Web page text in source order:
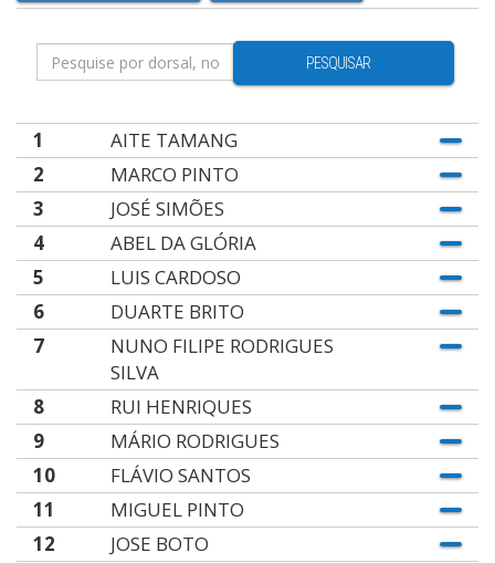
PESQUISAR
1
AITE TAMANG
2
MARCO PINTO
3
JOSÉ SIMÕES
4
ABEL DA GLÓRIA
5
LUIS CARDOSO
6
DUARTE BRITO
7
NUNO FILIPE RODRIGUES
SILVA
8
RUI HENRIQUES
9
MÁRIO RODRIGUES
10
FLÁVIO SANTOS
11
MIGUEL PINTO
12
JOSE BOTO